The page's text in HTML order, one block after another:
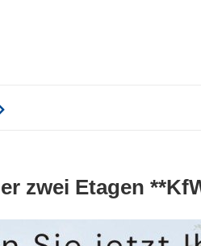
zwei Etagen